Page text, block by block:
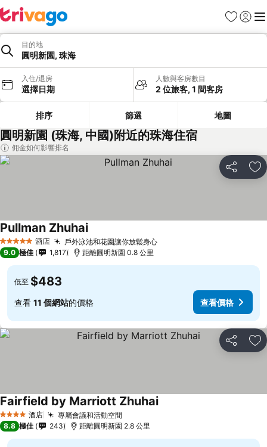
收藏夾
登入 選
目的地
圓明新園, 珠海
入住/退房
選擇日期
人數與客房數目
2 位旅客, 1 間客房
排序 篩選 地圖
圓明新園 (珠海, 中國)附近的珠海住宿
佣金如何影響排名
分享 放
5 星級 酒店 戶外泳池和花園讓你放鬆身心
Pullman Zhuhai
9.0 極佳 1,817 距離圓明新園 0.8 公里
低至 $483
查看 11 個網站的價格 查看價格
分享 放
4 星級 酒店 專屬會議和活動空間
Fairfield by Marriott Zhuhai
8.8 極佳 243 距離圓明新園 2.8 公里